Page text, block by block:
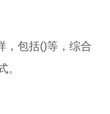
，包括()等，综合
。